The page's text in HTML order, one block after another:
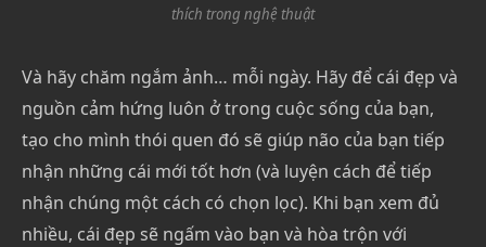
thích trong nghệ thuật
Và hãy chăm ngắm ảnh… mỗi ngày. Hãy để cái đẹp và
nguồn cảm hứng luôn ở trong cuộc sống của bạn,
tạo cho mình thói quen đó sẽ giúp não của bạn tiếp
nhận những cái mới tốt hơn (và luyện cách để tiếp
nhận chúng một cách có chọn lọc). Khi bạn xem đủ
nhiều, cái đẹp sẽ ngấm vào bạn và hòa trộn với